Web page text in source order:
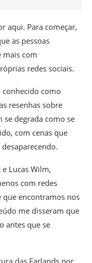
aqui. Para começar,
as pessoas
mais com
redes sociais.
conhecido como
resenhas sobre
se degrada como se
com cenas que
Lucas Wilm,
com redes
que encontramos nos
me disseram que
antes que se
das Farlands por